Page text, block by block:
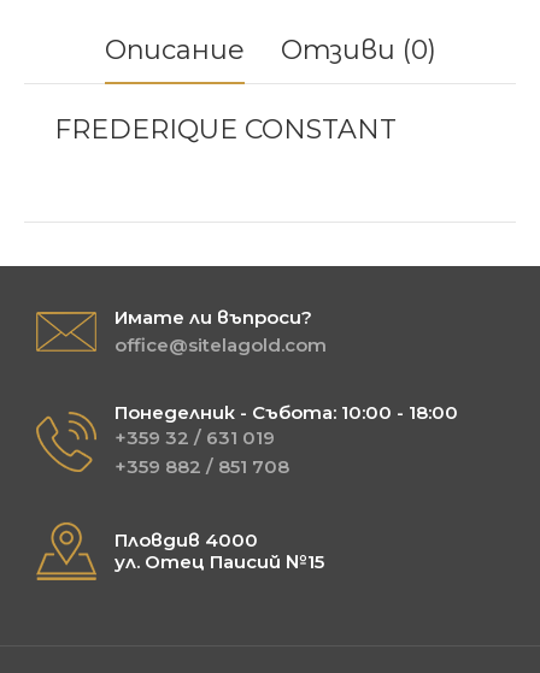
Описание Отзиви (0)
FREDERIQUE CONSTANT
Имате ли въпроси?
office@sitelagold.com
Понеделник - Събота: 10:00 - 18:00
+359 32 / 631 019
+359 882 / 851 708
Пловдив 4000
ул. Отец Паисий №15